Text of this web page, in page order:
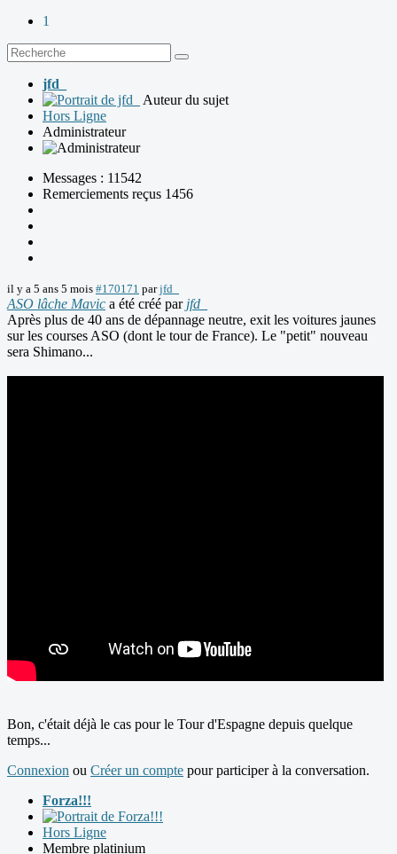
1
jfd_
Auteur du sujet
Hors Ligne
Administrateur
Messages : 11542
Remerciements reçus 1456
il y a 5 ans 5 mois #170171 parjfd_
ASO lâche Mavic a été créé par jfd_
Après plus de 40 ans de dépannage neutre, exit les voitures jaunes
sur les courses ASO (dont le tour de France). Le "petit" nouveau
sera Shimano...
Bon, c'était déjà le cas pour le Tour d'Espagne depuis quelque
temps...
Connexion ou Créer un compte pour participer à la conversation.
Forza!!!
Hors Ligne
Membre platinium